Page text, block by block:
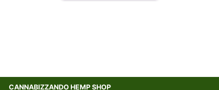
CANNABIZZANDO HEMP SHOP